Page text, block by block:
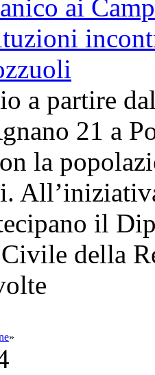
a partire
21 a
la
il
della
»